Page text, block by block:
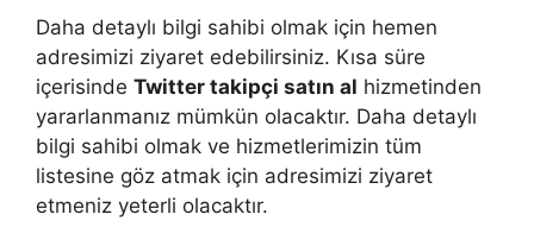
Daha detaylı bilgi sahibi olmak için hemen
adresimizi ziyaret edebilirsiniz. Kısa süre
içerisinde Twitter takipçi satın al hizmetinden
yararlanmanız mümkün olacaktır. Daha detaylı
bilgi sahibi olmak ve hizmetlerimizin tüm
listesine göz atmak için adresimizi ziyaret
etmeniz yeterli olacaktır.